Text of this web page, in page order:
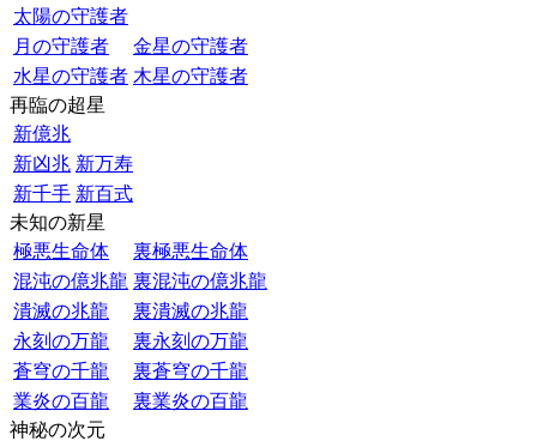
太陽の守護者
月の守護者
金星の守護者
水星の守護者 木星の守護者
再臨の超星
新億兆
新凶兆 新万寿
新千手 新百式
未知の新星
極悪生命体
裏極悪生命体
混沌の億兆龍 裏混沌の億兆龍
潰滅の兆龍
裏潰滅の兆龍
永刻の万龍
裏永刻の万龍
蒼穹の千龍
裏蒼穹の千龍
業炎の百龍
裏業炎の百龍
神秘の次元